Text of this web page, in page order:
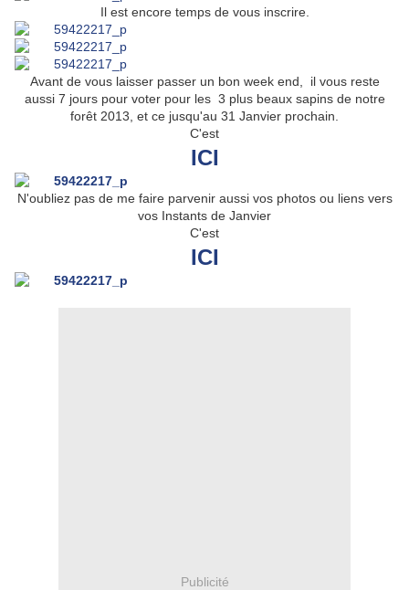
Il est encore temps de vous inscrire.
Avant de vous laisser passer un bon week end, il vous reste
aussi 7 jours pour voter pour les 3 plus beaux sapins de notre
forêt 2013, et ce jusqu'au 31 Janvier prochain.
C'est
ICI
N'oubliez pas de me faire parvenir aussi vos photos ou liens vers
vos Instants de Janvier
C'est
ICI
Publicité